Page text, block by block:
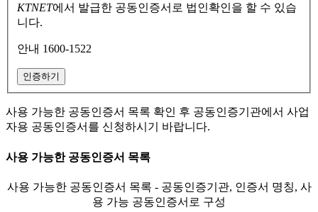
KTNET에서 발급한 공동인증서로 법인확인을 할 수 있습
니다.
안내 1600-1522
인증하기
사용 가능한 공동인증서 목록 확인 후 공동인증기관에서 사업
자용 공동인증서를 신청하시기 바랍니다.
사용 가능한 공동인증서 목록
사용 가능한 공동인증서 목록 - 공동인증기관, 인증서 명칭, 사
용 가능 공동인증서로 구성